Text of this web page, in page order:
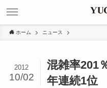
ホーム ニュース
混雑率201
年連続1位
2012
10/02